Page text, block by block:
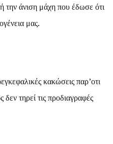
την άνιση μάχη που έδωσε ότι
μας.
κακώσεις παρ’οτι
τηρεί τις προδιαγραφές